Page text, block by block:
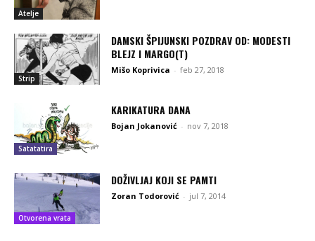
Atelje
Strip
DAMSKI ŠPIJUNSKI POZDRAV OD: MODESTI
BLEJZ I MARGO(T)
Mišo Koprivica - feb 27, 2018
Satatatira
KARIKATURA DANA
Bojan Jokanović - nov 7, 2018
Otvorena vrata
DOŽIVLJAJ KOJI SE PAMTI
Zoran Todorović - jul 7, 2014